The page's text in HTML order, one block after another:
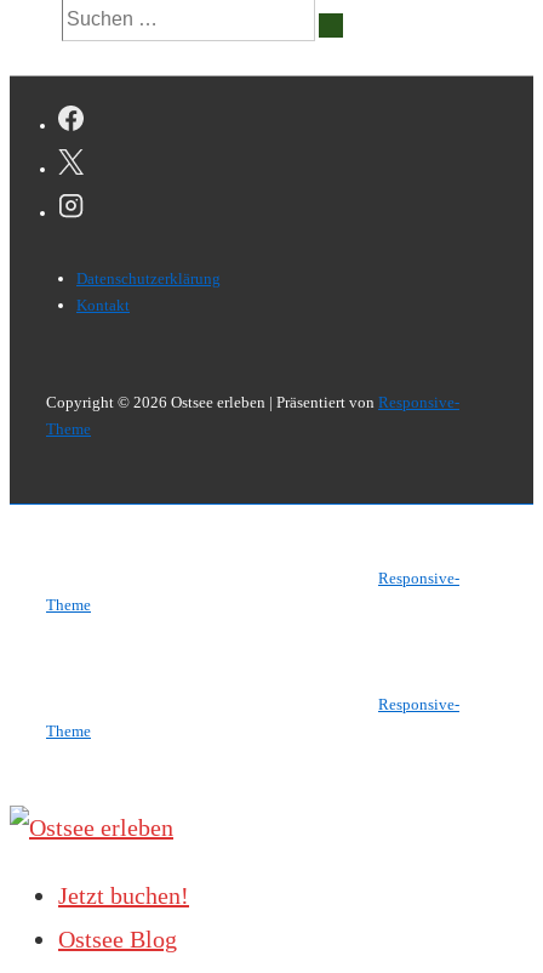
Suchen
nach:
Footer-
Menü
Datenschutzerklärung
Kontakt
Copyright © 2026 Ostsee erleben | Präsentiert von Responsive-
Theme
Responsive-
Theme
Responsive-
Theme
Jetzt buchen!
Ostsee Blog